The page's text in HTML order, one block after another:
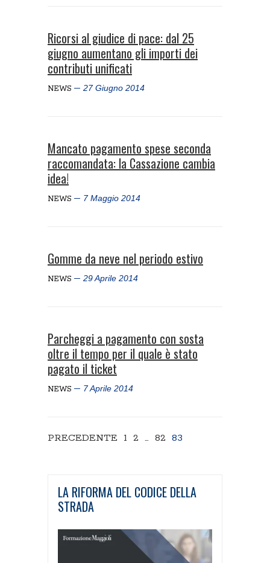
Ricorsi al giudice di pace: dal 25
giugno aumentano gli importi dei
contributi unificati
NEWS 27 Giugno 2014
Mancato pagamento spese seconda
raccomandata: la Cassazione cambia
idea!
NEWS 7 Maggio 2014
Gomme da neve nel periodo estivo
NEWS 29 Aprile 2014
Parcheggi a pagamento con sosta
oltre il tempo per il quale è stato
pagato il ticket
NEWS 7 Aprile 2014
PRECEDENTE 1 2 … 82 83
LA RIFORMA DEL CODICE DELLA
STRADA